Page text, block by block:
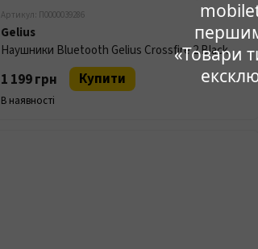
«Товари
Артикул: П0000039286
Gelius
Наушники Bluetooth Gelius Crossfire 2 Black
1 199 грн Купити
В наявності